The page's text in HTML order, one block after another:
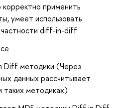
корректно применить
умеет использовать
частности diff-in-diff
Diff методики (Через
данных рассчитывает
таких методиках)